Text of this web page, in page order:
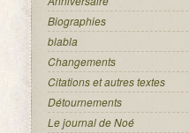
Biographies
blabla
Changements
Citations et autres textes
Détournements
Le journal de Noé